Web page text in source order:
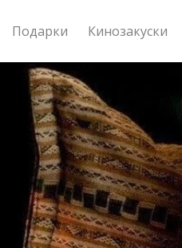
Подарки Кинозакуски